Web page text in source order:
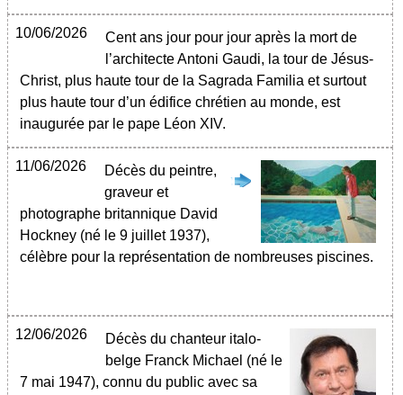
10/06/2026
Cent ans jour pour jour après la mort de
l’architecte Antoni Gaudi, la tour de Jésus-
Christ, plus haute tour de la Sagrada Familia et surtout
plus haute tour d’un édifice chrétien au monde, est
inaugurée par le pape Léon XIV.
11/06/2026
Décès du peintre,
graveur et
photographe britannique David
Hockney (né le 9 juillet 1937),
célèbre pour la représentation de nombreuses piscines.
12/06/2026
Décès du chanteur italo-
belge Franck Michael (né le
7 mai 1947), connu du public avec sa